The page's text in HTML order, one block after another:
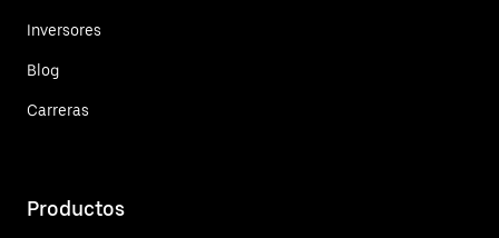
Inversores
Blog
Carreras
Productos